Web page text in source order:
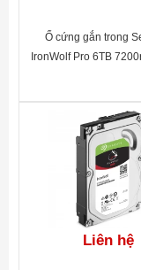
Ổ cứng gắn trong
IronWolf Pro 6TB
Liên hệ